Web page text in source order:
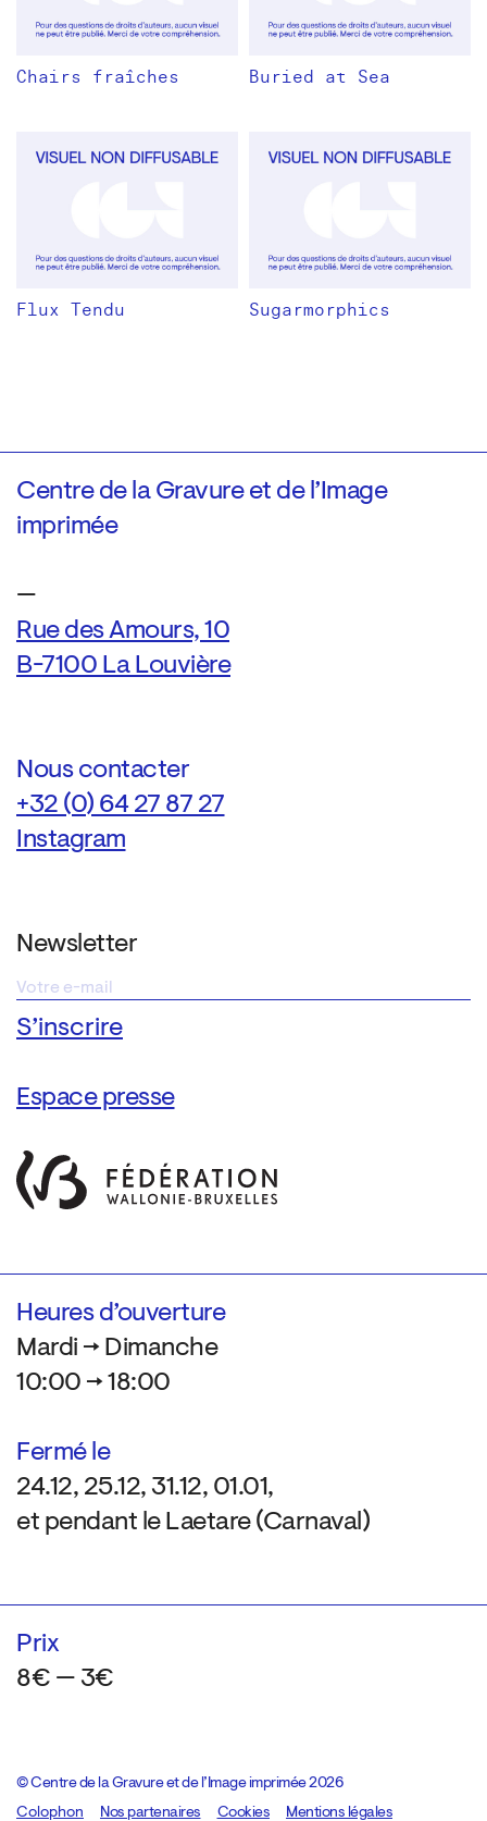
Chairs fraîches Buried at Sea
Flux Tendu Sugarmorphics
Centre de la Gravure et de l’Image
imprimée
—
Rue des Amours, 10
B-7100 La Louvière
Nous contacter
+32 (0) 64 27 87 27
Instagram
Newsletter
Espace presse
Heures d’ouverture
Mardi → Dimanche
10:00 → 18:00
Fermé le
24.12, 25.12, 31.12, 01.01,
et pendant le Laetare (Carnaval)
Prix
8€ — 3€
© Centre de la Gravure et de l’Image imprimée 2026
Colophon
Design:Marcel Kaczmarek, code:8080.studio
Nos partenaires Cookies Mentions légales